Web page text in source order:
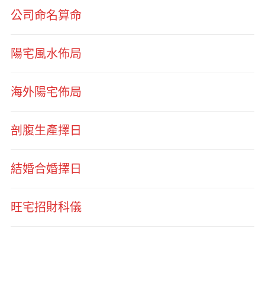
公司命名算命
陽宅風水佈局
海外陽宅佈局
剖腹生產擇日
結婚合婚擇日
旺宅招財科儀